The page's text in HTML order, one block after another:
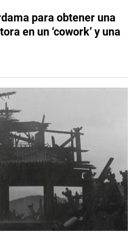
para obtener una
en un ‘cowork’ y una